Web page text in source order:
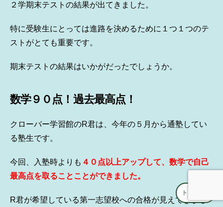
２学期末テストの結果が出てきました。
特に受験生にとっては進路を決めるために１つ１つのテ
ストがとても重要です。
期末テストの結果はいかがだったでしょうか。
数学９０点！過去最高点！
クローバー学習館のR君は、今年の５月から通塾してい
る塾生です。
今回、入塾時よりも ４０点以上アップして、数学で自己
最高点を取ることことができました。
R君が希望している第一志望校への合格が見えてきまし
トップへ